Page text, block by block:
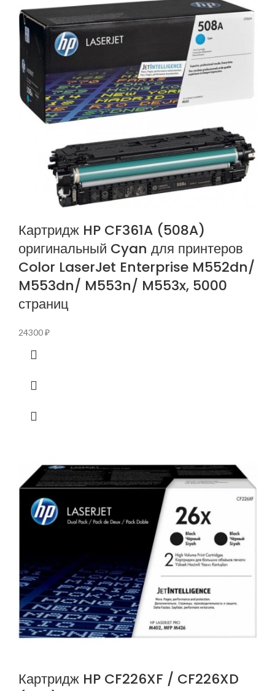
Картридж HP CF361A (508A)
оригинальный Cyan для принтеров
Color LaserJet Enterprise M552dn/
M553dn/ M553n/ M553x, 5000
страниц
24300₽
Картридж HP CF226XF / CF226XD